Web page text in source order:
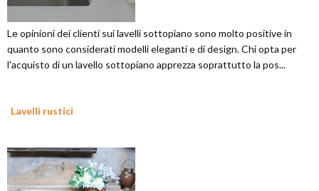
Le opinioni dei clienti sui lavelli sottopiano sono molto positive in
quanto sono considerati modelli eleganti e di design. Chi opta per
l'acquisto di un lavello sottopiano apprezza soprattutto la pos...
Lavelli rustici